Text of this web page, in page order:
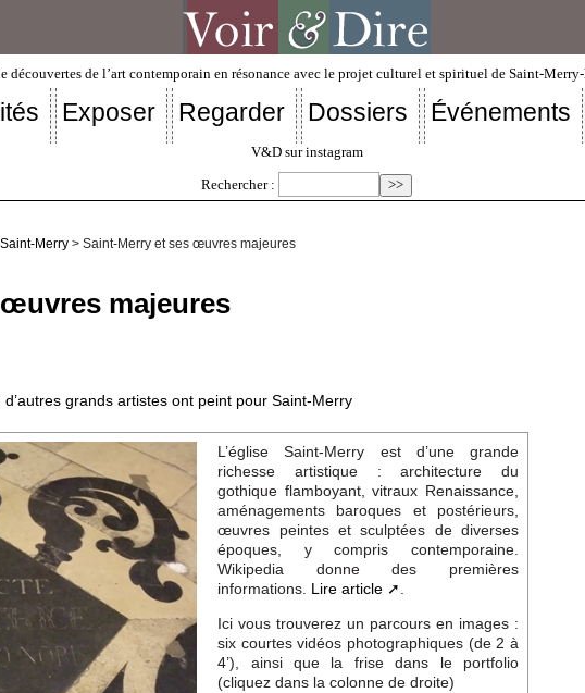
découvertes de l’art contemporain en résonance avec le projet culturel et spirituel de Saint-
Exposer Regarder Dossiers Événements
V&D sur instagram
Rechercher :
Merry > Saint-Merry et ses œuvres majeures
majeures
grands artistes ont peint pour Saint-Merry
L’église Saint-Merry est d’une grande
richesse artistique : architecture du
gothique flamboyant, vitraux Renaissance,
aménagements baroques et postérieurs,
œuvres peintes et sculptées de diverses
époques, y compris contemporaine.
Wikipedia donne des premières
informations. Lire article
Ici vous trouverez un parcours en images :
six courtes vidéos photographiques (de 2 à
4’), ainsi que la frise dans le portfolio
(cliquez dans la colonne de droite)